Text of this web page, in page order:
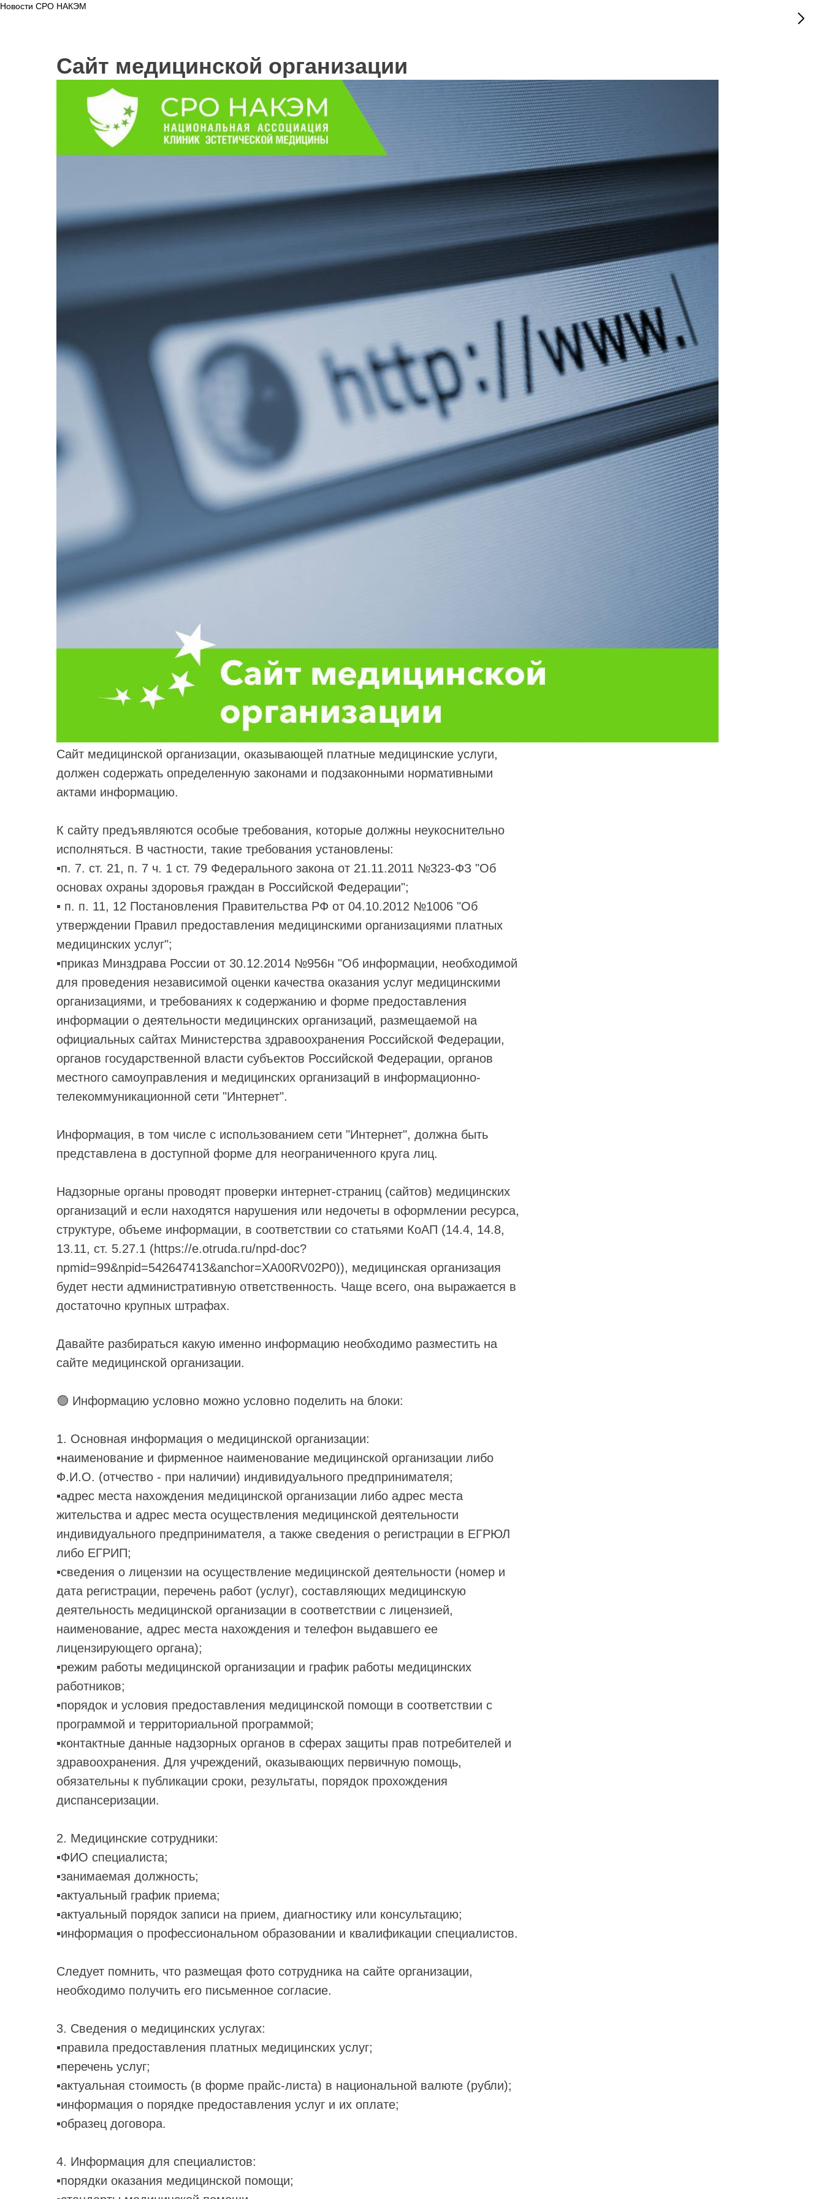
Новости СРО НАКЭМ
Сайт медицинской организации
Сайт медицинской организации, оказывающей платные медицинские услуги,
должен содержать определенную законами и подзаконными нормативными
актами информацию.
К сайту предъявляются особые требования, которые должны неукоснительно
исполняться. В частности, такие требования установлены:
▪️п. 7. ст. 21, п. 7 ч. 1 ст. 79 Федерального закона от 21.11.2011 №323-ФЗ "Об
основах охраны здоровья граждан в Российской Федерации";
▪️ п. п. 11, 12 Постановления Правительства РФ от 04.10.2012 №1006 "Об
утверждении Правил предоставления медицинскими организациями платных
медицинских услуг";
▪️приказ Минздрава России от 30.12.2014 №956н "Об информации, необходимой
для проведения независимой оценки качества оказания услуг медицинскими
организациями, и требованиях к содержанию и форме предоставления
информации о деятельности медицинских организаций, размещаемой на
официальных сайтах Министерства здравоохранения Российской Федерации,
органов государственной власти субъектов Российской Федерации, органов
местного самоуправления и медицинских организаций в информационно-
телекоммуникационной сети "Интернет".
Информация, в том числе с использованием сети "Интернет", должна быть
представлена в доступной форме для неограниченного круга лиц.
Надзорные органы проводят проверки интернет-страниц (сайтов) медицинских
организаций и если находятся нарушения или недочеты в оформлении ресурса,
структуре, объеме информации, в соответствии со статьями КоАП (14.4, 14.8,
13.11, ст. 5.27.1 (https://e.otruda.ru/npd-doc?
npmid=99&npid=542647413&anchor=XA00RV02P0)), медицинская организация
будет нести административную ответственность. Чаще всего, она выражается в
достаточно крупных штрафах.
Давайте разбираться какую именно информацию необходимо разместить на
сайте медицинской организации.
🟢 Информацию условно можно условно поделить на блоки:
1. Основная информация о медицинской организации:
▪️наименование и фирменное наименование медицинской организации либо
Ф.И.О. (отчество - при наличии) индивидуального предпринимателя;
▪️адрес места нахождения медицинской организации либо адрес места
жительства и адрес места осуществления медицинской деятельности
индивидуального предпринимателя, а также сведения о регистрации в ЕГРЮЛ
либо ЕГРИП;
▪️сведения о лицензии на осуществление медицинской деятельности (номер и
дата регистрации, перечень работ (услуг), составляющих медицинскую
деятельность медицинской организации в соответствии с лицензией,
наименование, адрес места нахождения и телефон выдавшего ее
лицензирующего органа);
▪️режим работы медицинской организации и график работы медицинских
работников;
▪️порядок и условия предоставления медицинской помощи в соответствии с
программой и территориальной программой;
▪️контактные данные надзорных органов в сферах защиты прав потребителей и
здравоохранения. Для учреждений, оказывающих первичную помощь,
обязательны к публикации сроки, результаты, порядок прохождения
диспансеризации.
2. Медицинские сотрудники:
▪️ФИО специалиста;
▪️занимаемая должность;
▪️актуальный график приема;
▪️актуальный порядок записи на прием, диагностику или консультацию;
▪️информация о профессиональном образовании и квалификации специалистов.
Следует помнить, что размещая фото сотрудника на сайте организации,
необходимо получить его письменное согласие.
3. Сведения о медицинских услугах:
▪️правила предоставления платных медицинских услуг;
▪️перечень услуг;
▪️актуальная стоимость (в форме прайс-листа) в национальной валюте (рубли);
▪️информация о порядке предоставления услуг и их оплате;
▪️образец договора.
4. Информация для специалистов:
▪️порядки оказания медицинской помощи;